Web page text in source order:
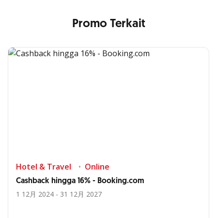
Promo Terkait
Hotel & Travel Online
Cashback hingga 16% - Booking.com
1 12月 2024 - 31 12月 2027